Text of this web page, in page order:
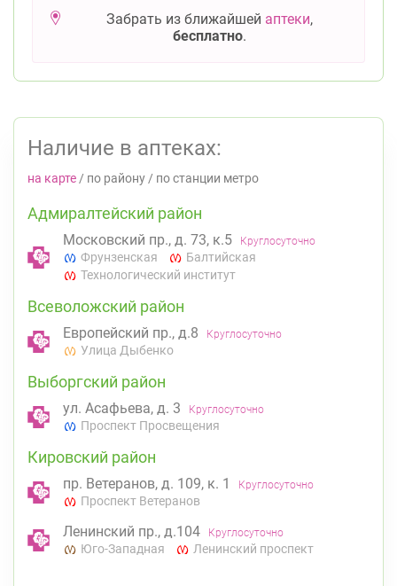
Забрать из ближайшей аптеки,
бесплатно.
Наличие в аптеках:
на карте / по району / по станции метро
Адмиралтейский район
Московский пр., д. 73, к.5 Круглосуточно
Фрунзенская
Балтийская
Технологический институт
Всеволожский район
Европейский пр., д.8 Круглосуточно
Улица Дыбенко
Выборгский район
ул. Асафьева, д. 3 Круглосуточно
Проспект Просвещения
Кировский район
пр. Ветеранов, д. 109, к. 1 Круглосуточно
Проспект Ветеранов
Ленинский пр., д.104 Круглосуточно
Юго-Западная Ленинский проспект